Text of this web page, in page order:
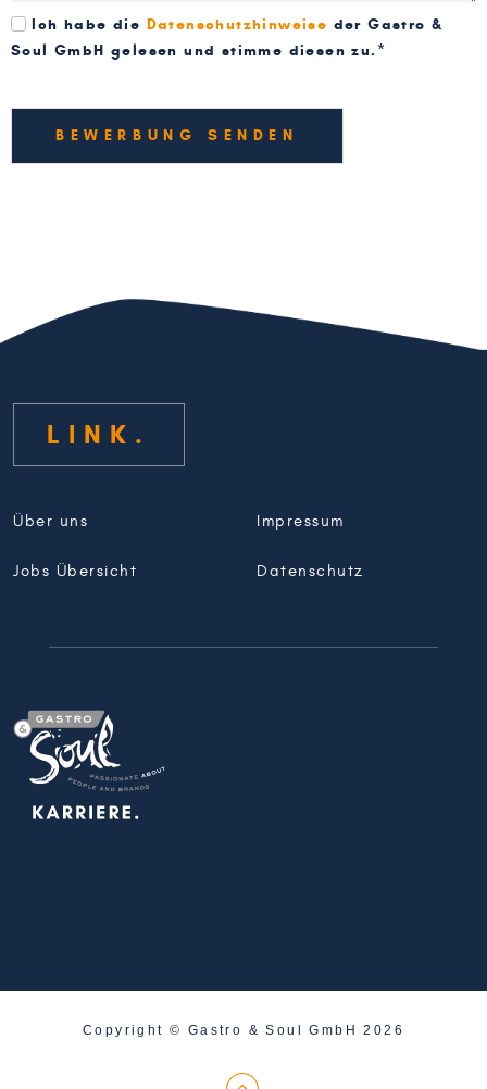
Ich habe die Datenschutzhinweise der Gastro &
Soul GmbH gelesen und stimme diesen zu.*
BEWERBUNG SENDEN
LINK
Über uns
Jobs Übersicht
Impressum
Datenschutz
Copyright © Gastro & Soul GmbH 2026